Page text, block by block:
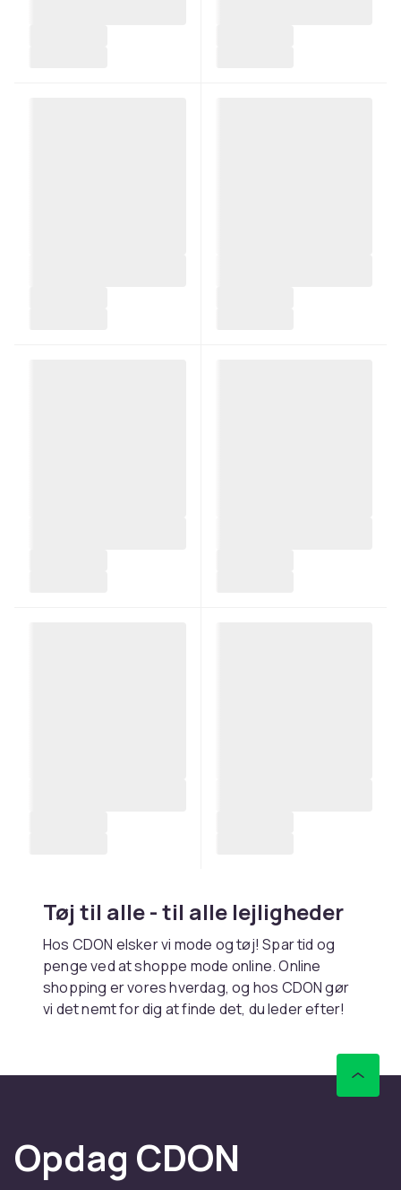
Tøj til alle - til alle lejligheder
Hos CDON elsker vi mode og tøj! Spar tid og
penge ved at shoppe mode online. Online
shopping er vores hverdag, og hos CDON gør
vi det nemt for dig at finde det, du leder efter!
beklædningsgenstande, der skiller sig ud fra
træningstøj eller overtøj til gåture i skoven?
Hos CDON finder du alt... og mere til!
Opdag CDON